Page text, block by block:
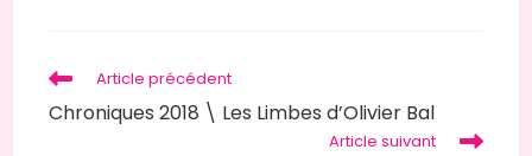
Read
more
articles
Article précédent
Chroniques 2018 \ Les Limbes d’Olivier Bal
Article suivant